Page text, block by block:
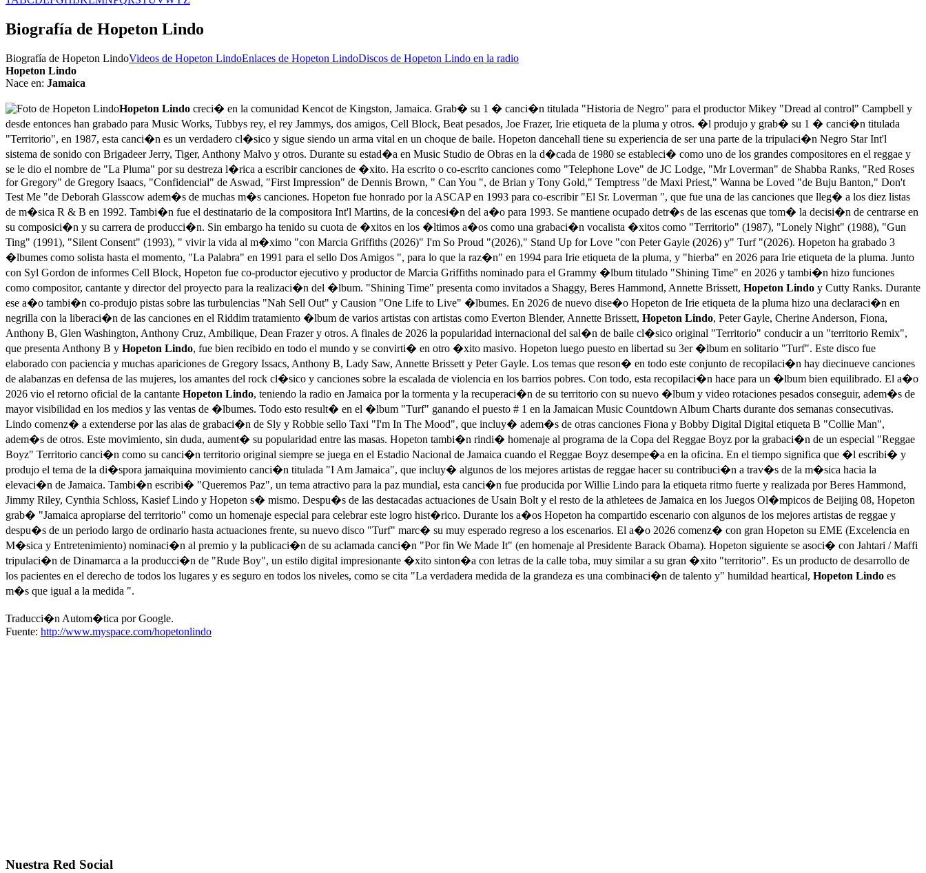
Biografía de Hopeton Lindo
Biografía de Hopeton LindoVideos de Hopeton LindoEnlaces de Hopeton LindoDiscos de Hopeton Lindo en la radio
Hopeton Lindo
Nace en: Jamaica
Hopeton Lindo creci� en la comunidad Kencot de Kingston, Jamaica. Grab� su 1 � canci�n titulada "Historia de Negro" para el productor Mikey "Dread al control" Campbell y
desde entonces han grabado para Music Works, Tubbys rey, el rey Jammys, dos amigos, Cell Block, Beat pesados, Joe Frazer, Irie etiqueta de la pluma y otros. �l produjo y grab� su 1 � canci�n titulada
"Territorio", en 1987, esta canci�n es un verdadero cl�sico y sigue siendo un arma vital en un choque de baile. Hopeton dancehall tiene su experiencia de ser una parte de la tripulaci�n Negro Star Int'l
sistema de sonido con Brigadeer Jerry, Tiger, Anthony Malvo y otros. Durante su estad�a en Music Studio de Obras en la d�cada de 1980 se estableci� como uno de los grandes compositores en el reggae y
se le dio el nombre de "La Pluma" por su destreza l�rica a escribir canciones de �xito. Ha escrito o co-escrito canciones como "Telephone Love" de JC Lodge, "Mr Loverman" de Shabba Ranks, "Red Roses
for Gregory" de Gregory Isaacs, "Confidencial" de Aswad, "First Impression" de Dennis Brown, " Can You ", de Brian y Tony Gold," Temptress "de Maxi Priest," Wanna be Loved "de Buju Banton," Don't
Test Me "de Deborah Glasscow adem�s de muchas m�s canciones. Hopeton fue honrado por la ASCAP en 1993 para co-escribir "El Sr. Loverman ", que fue una de las canciones que lleg� a los diez listas
de m�sica R & B en 1992. Tambi�n fue el destinatario de la compositora Int'l Martins, de la concesi�n del a�o para 1993. Se mantiene ocupado detr�s de las escenas que tom� la decisi�n de centrarse en
su composici�n y su carrera de producci�n. Sin embargo ha tenido su cuota de �xitos en los �ltimos a�os como una grabaci�n vocalista �xitos como "Territorio" (1987), "Lonely Night" (1988), "Gun
Ting" (1991), "Silent Consent" (1993), " vivir la vida al m�ximo "con Marcia Griffiths (2026)" I'm So Proud "(2026)," Stand Up for Love "con Peter Gayle (2026) y" Turf "(2026). Hopeton ha grabado 3
�lbumes como solista hasta el momento, "La Palabra" en 1991 para el sello Dos Amigos ", para lo que la raz�n" en 1994 para Irie etiqueta de la pluma, y "hierba" en 2026 para Irie etiqueta de la pluma. Junto
con Syl Gordon de informes Cell Block, Hopeton fue co-productor ejecutivo y productor de Marcia Griffiths nominado para el Grammy �lbum titulado "Shining Time" en 2026 y tambi�n hizo funciones
como compositor, cantante y director del proyecto para la realizaci�n del �lbum. "Shining Time" presenta como invitados a Shaggy, Beres Hammond, Annette Brissett, Hopeton Lindo y Cutty Ranks. Durante
ese a�o tambi�n co-produjo pistas sobre las turbulencias "Nah Sell Out" y Causion "One Life to Live" �lbumes. En 2026 de nuevo dise�o Hopeton de Irie etiqueta de la pluma hizo una declaraci�n en
negrilla con la liberaci�n de las canciones en el Riddim tratamiento �lbum de varios artistas con artistas como Everton Blender, Annette Brissett, Hopeton Lindo, Peter Gayle, Cherine Anderson, Fiona,
Anthony B, Glen Washington, Anthony Cruz, Ambilique, Dean Frazer y otros. A finales de 2026 la popularidad internacional del sal�n de baile cl�sico original "Territorio" conducir a un "territorio Remix",
que presenta Anthony B y Hopeton Lindo, fue bien recibido en todo el mundo y se convirti� en otro �xito masivo. Hopeton luego puesto en libertad su 3er �lbum en solitario "Turf". Este disco fue
elaborado con paciencia y muchas apariciones de Gregory Issacs, Anthony B, Lady Saw, Annette Brissett y Peter Gayle. Los temas que reson� en todo este conjunto de recopilaci�n hay diecinueve canciones
de alabanzas en defensa de las mujeres, los amantes del rock cl�sico y canciones sobre la escalada de violencia en los barrios pobres. Con todo, esta recopilaci�n hace para un �lbum bien equilibrado. El a�o
2026 vio el retorno oficial de la cantante Hopeton Lindo, teniendo la radio en Jamaica por la tormenta y la recuperaci�n de su territorio con su nuevo �lbum y video rotaciones pesados conseguir, adem�s de
mayor visibilidad en los medios y las ventas de �lbumes. Todo esto result� en el �lbum "Turf" ganando el puesto # 1 en la Jamaican Music Countdown Album Charts durante dos semanas consecutivas.
Lindo comenz� a extenderse por las alas de grabaci�n de Sly y Robbie sello Taxi "I'm In The Mood", que incluy� adem�s de otras canciones Fiona y Bobby Digital Digital etiqueta B "Collie Man",
adem�s de otros. Este movimiento, sin duda, aument� su popularidad entre las masas. Hopeton tambi�n rindi� homenaje al programa de la Copa del Reggae Boyz por la grabaci�n de un especial "Reggae
Boyz" Territorio canci�n como su canci�n territorio original siempre se juega en el Estadio Nacional de Jamaica cuando el Reggae Boyz desempe�a en la oficina. En el tiempo significa que �l escribi� y
produjo el tema de la di�spora jamaiquina movimiento canci�n titulada "I Am Jamaica", que incluy� algunos de los mejores artistas de reggae hacer su contribuci�n a trav�s de la m�sica hacia la
elevaci�n de Jamaica. Tambi�n escribi� "Queremos Paz", un tema atractivo para la paz mundial, esta canci�n fue producida por Willie Lindo para la etiqueta ritmo fuerte y realizada por Beres Hammond,
Jimmy Riley, Cynthia Schloss, Kasief Lindo y Hopeton s� mismo. Despu�s de las destacadas actuaciones de Usain Bolt y el resto de la athletees de Jamaica en los Juegos Ol�mpicos de Beijing 08, Hopeton
grab� "Jamaica apropiarse del territorio" como un homenaje especial para celebrar este logro hist�rico. Durante los a�os Hopeton ha compartido escenario con algunos de los mejores artistas de reggae y
despu�s de un periodo largo de ordinario hasta actuaciones frente, su nuevo disco "Turf" marc� su muy esperado regreso a los escenarios. El a�o 2026 comenz� con gran Hopeton su EME (Excelencia en
M�sica y Entretenimiento) nominaci�n al premio y la publicaci�n de su aclamada canci�n "Por fin We Made It" (en homenaje al Presidente Barack Obama). Hopeton siguiente se asoci� con Jahtari / Maffi
tripulaci�n de Dinamarca a la producci�n de "Rude Boy", un estilo digital impresionante �xito sinton�a con letras de la calle toba, muy similar a su gran �xito "territorio". Es un producto de desarrollo de
los pacientes en el derecho de todos los lugares y es seguro en todos los niveles, como se cita "La verdadera medida de la grandeza es una combinaci�n de talento y" humildad heartical, Hopeton Lindo es
m�s que igual a la medida ".
Traducci�n Autom�tica por Google.
Fuente: http://www.myspace.com/hopetonlindo
Nuestra Red Social